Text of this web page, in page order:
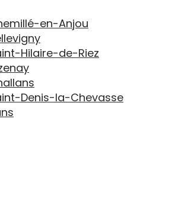
en-Anjou
Hilaire-de-Riez
Denis-la-Chevasse